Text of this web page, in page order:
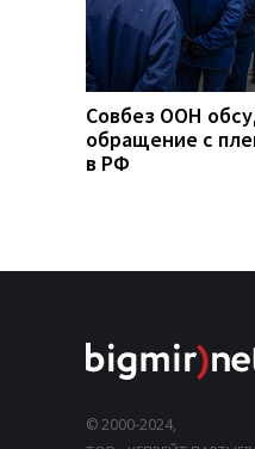
Совбез ООН
обращение с
в РФ
© 2000-2024,